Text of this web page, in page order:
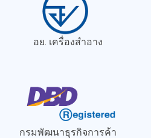
อย. เครื่องสำอาง
กรมพัฒนาธุรกิจการค้า